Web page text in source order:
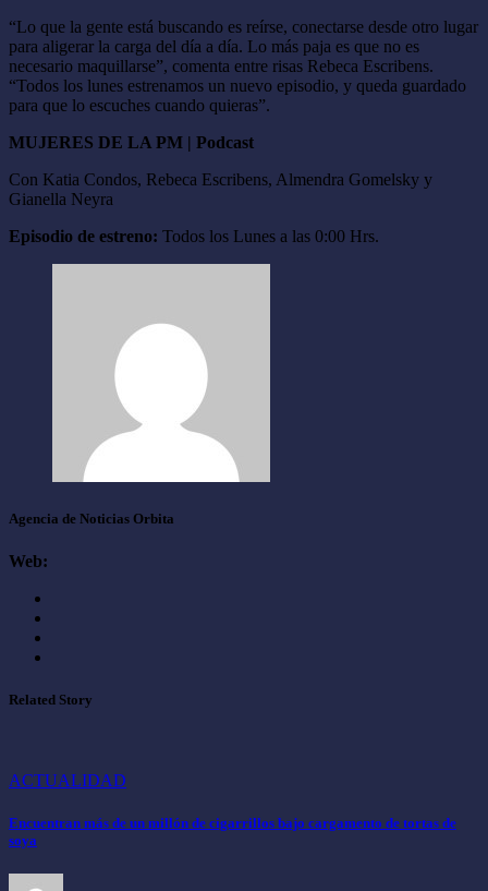
“Lo que la gente está buscando es reírse, conectarse desde otro lugar
para aligerar la carga del día a día. Lo más paja es que no es
necesario maquillarse”, comenta entre risas Rebeca Escribens.
“Todos los lunes estrenamos un nuevo episodio, y queda guardado
para que lo escuches cuando quieras”.
MUJERES DE LA PM | Podcast
Con Katia Condos, Rebeca Escribens, Almendra Gomelsky y
Gianella Neyra
Episodio de estreno: Todos los Lunes a las 0:00 Hrs.
Agencia de Noticias Orbita
Web:
Related Story
ACTUALIDAD
Encuentran más de un millón de cigarrillos bajo cargamento de tortas de
soya